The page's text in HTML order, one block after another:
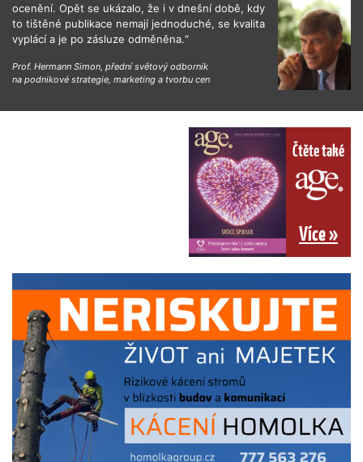
ocenění. Opět se ukázalo, že i v dnešní době, kdy
to tištěné publikace nemají jednoduché, se kvalita
vyplácí a je po zásluze odměněna.“
Prof. Hermann Simon, přední světový odborník
na podnikové strategie, marketing a tvorbu cen
Čtěte také
Více »